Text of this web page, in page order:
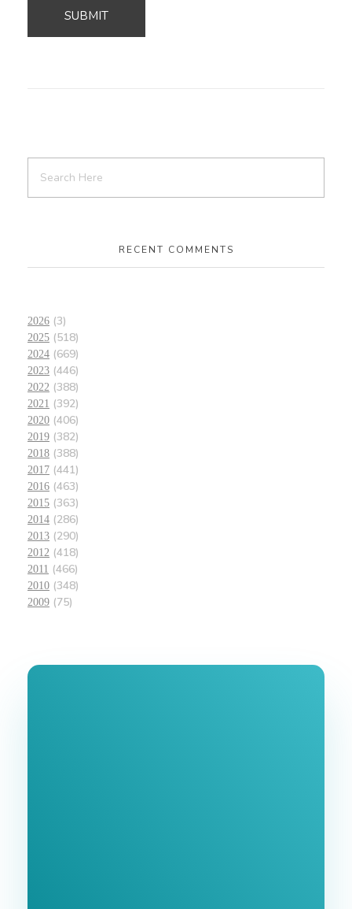
RECENT COMMENTS
2026 (3)
2025 (518)
2024 (669)
2023 (446)
2022 (388)
2021 (392)
2020 (406)
2019 (382)
2018 (388)
2017 (441)
2016 (463)
2015 (363)
2014 (286)
2013 (290)
2012 (418)
2011 (466)
2010 (348)
2009 (75)